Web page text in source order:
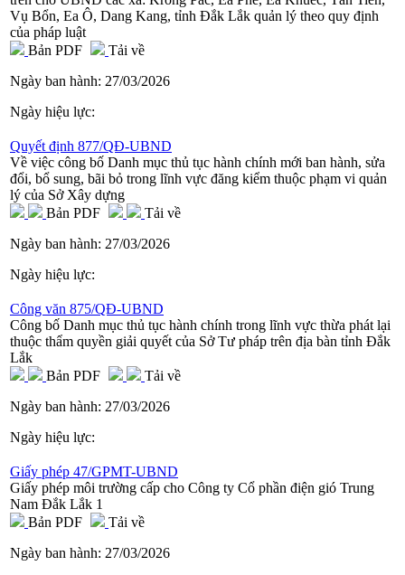
Vụ Bổn, Ea Ô, Dang Kang, tỉnh Đắk Lắk quản lý theo quy định
của pháp luật
Bản PDF
Tải về
Ngày ban hành: 27/03/2026
Ngày hiệu lực:
Quyết định 877/QĐ-UBND
Về việc công bố Danh mục thủ tục hành chính mới ban hành, sửa
đổi, bổ sung, bãi bỏ trong lĩnh vực đăng kiểm thuộc phạm vi quản
lý của Sở Xây dựng
Bản PDF
Tải về
Ngày ban hành: 27/03/2026
Ngày hiệu lực:
Công văn 875/QĐ-UBND
Công bố Danh mục thủ tục hành chính trong lĩnh vực thừa phát lại
thuộc thẩm quyền giải quyết của Sở Tư pháp trên địa bàn tỉnh Đắk
Lắk
Bản PDF
Tải về
Ngày ban hành: 27/03/2026
Ngày hiệu lực:
Giấy phép 47/GPMT-UBND
Giấy phép môi trường cấp cho Công ty Cổ phần điện gió Trung
Nam Đắk Lắk 1
Bản PDF
Tải về
Ngày ban hành: 27/03/2026